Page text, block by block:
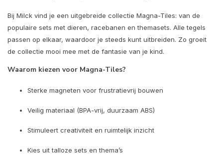
Bij Milck vind je een uitgebreide collectie Magna-Tiles: van de
populaire sets met dieren, racebanen en themasets. Alle tegels
passen op elkaar, waardoor je steeds kunt uitbreiden. Zo groeit
de collectie mooi mee met de fantasie van je kind.
Waarom kiezen voor Magna-Tiles?
Sterke magneten voor frustratievrij bouwen
Veilig materiaal (BPA-vrij, duurzaam ABS)
Stimuleert creativiteit en ruimtelijk inzicht
Kies uit talloze sets en thema’s